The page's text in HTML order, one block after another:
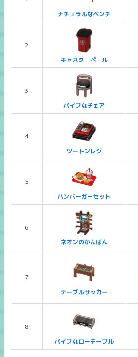
ナチュラルなベンチ
2
キャスターペール
3
パイプなチェア
4
ツートンレジ
5
ハンバーガーセット
6
ネオンのかんばん
7
テーブルサッカー
8
パイプなローテーブル